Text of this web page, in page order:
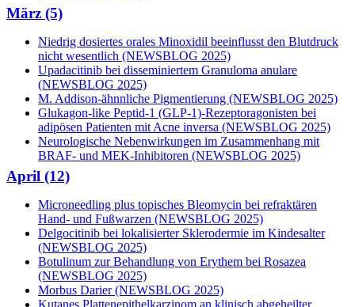
März (5)
Niedrig dosiertes orales Minoxidil beeinflusst den Blutdruck
nicht wesentlich (NEWSBLOG 2025)
Upadacitinib bei disseminiertem Granuloma anulare
(NEWSBLOG 2025)
M. Addison-ähnnliche Pigmentierung (NEWSBLOG 2025)
Glukagon-like Peptid-1 (GLP-1)-Rezeptoragonisten bei
adipösen Patienten mit Acne inversa (NEWSBLOG 2025)
Neurologische Nebenwirkungen im Zusammenhang mit
BRAF- und MEK-Inhibitoren (NEWSBLOG 2025)
April (12)
Microneedling plus topisches Bleomycin bei refraktären
Hand- und Fußwarzen (NEWSBLOG 2025)
Delgocitinib bei lokalisierter Sklerodermie im Kindesalter
(NEWSBLOG 2025)
Botulinum zur Behandlung von Erythem bei Rosazea
(NEWSBLOG 2025)
Morbus Darier (NEWSBLOG 2025)
Kutanes Plattenepithelkarzinom an klinisch abgeheilter